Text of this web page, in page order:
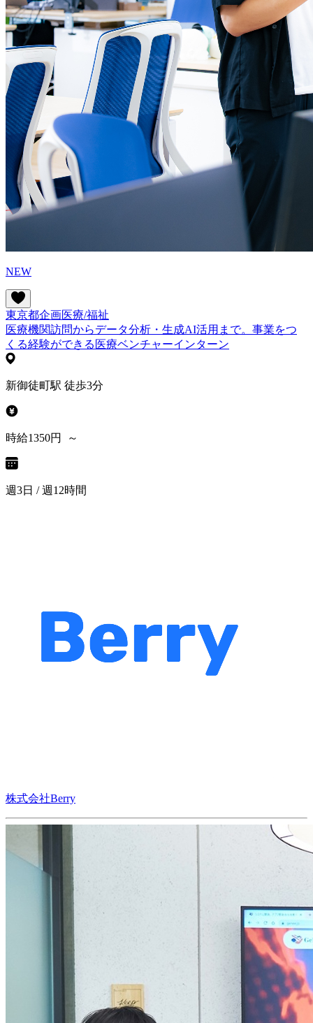
NEW
東京都企画医療/福祉
医療機関訪問からデータ分析・生成AI活用まで。事業をつ
くる経験ができる医療ベンチャーインターン
新御徒町駅 徒歩3分
時給1350円 ～
週3日 / 週12時間
株式会社Berry